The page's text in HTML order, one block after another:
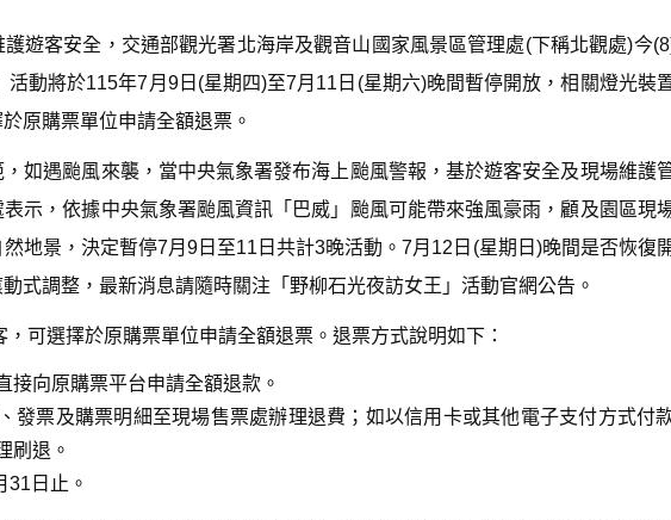
遊客安全，交通部觀光署北海岸及觀音山國家風景區管理處(下稱北觀處)今
動將於115年7月9日(星期四)至7月11日(星期六)晚間暫停開放，相關燈光裝
原購票單位申請全額退票。
如遇颱風來襲，當中央氣象署發布海上颱風警報，基於遊客安全及現場維護
示，依據中央氣象署颱風資訊「巴威」颱風可能帶來強風豪雨，顧及園區現
地景，決定暫停7月9日至11日共計3晚活動。7月12日(星期日)晚間是否恢復
式調整，最新消息請隨時關注「野柳石光夜訪女王」活動官網公告。
可選擇於原購票單位申請全額退票。退票方式說明如下：
接向原購票平台申請全額退款。
發票及購票明細至現場售票處辦理退費；如以信用卡或其他電子支付方式付
刷退。
31日止。